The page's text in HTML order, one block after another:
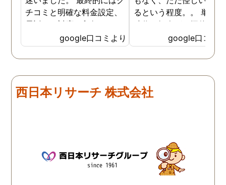
チコミと明確な料金設定、
電話での対応、印象でこち
らに決めました。 最初から
私の話をしっかりと聞いて
くださり、穏やかで優しく
調査開始からとても細かく
報告をいただき、全信頼を
す。 金額は安いものではあ
りませんが、他社とさほど
google口コミより
るという程度。。 単身
時代の知人が、探偵に依
して証拠をつかんで離婚
たという話を思い出し、
色々なホームページを見
大きな金額を費やすこと
どこにお願いしたらいい
んでした。 とりあえず
だけしてみたいと思い、
話をかけると、直接お会
google口コミ
西日本リサーチ 株式会社